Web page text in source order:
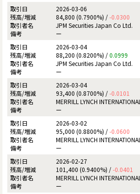
2026-03-06
84,800 (0.7900%) /-0.0300
JPM Securities Japan Co Ltd.
ー
2026-03-04
88,200 (0.8200%) /0.0999
JPM Securities Japan Co Ltd.
ー
2026-03-04
93,400 (0.8700%) /-0.0101
MERRILL LYNCH INTERNATIONAL
ー
2026-03-02
95,000 (0.8800%) /-0.0600
MERRILL LYNCH INTERNATIONAL
ー
2026-02-27
101,400 (0.9400%) /-0.0401
MERRILL LYNCH INTERNATIONAL
ー